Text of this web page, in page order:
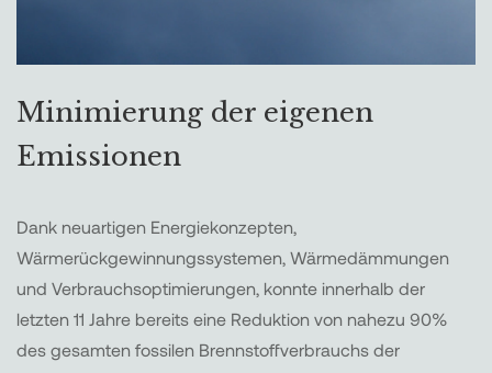
Minimierung der eigenen
Emissionen
Dank neuartigen Energiekonzepten,
Wärmerückgewinnungssystemen, Wärmedämmungen
und Verbrauchsoptimierungen, konnte innerhalb der
letzten 11 Jahre bereits eine Reduktion von nahezu 90%
des gesamten fossilen Brennstoffverbrauchs der